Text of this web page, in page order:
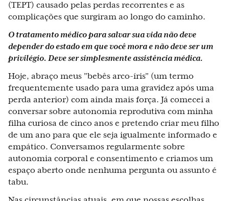
(TEPT) causado pelas perdas recorrentes e as
complicações que surgiram ao longo do caminho.
O tratamento médico para salvar sua vida não deve
depender do estado em que você mora e não deve ser um
privilégio. Deve ser simplesmente assistência médica.
Hoje, abraço meus "bebês arco-íris" (um termo
frequentemente usado para uma gravidez após uma
perda anterior) com ainda mais força. Já comecei a
conversar sobre autonomia reprodutiva com minha
filha curiosa de cinco anos e pretendo criar meu filho
de um ano para que ele seja igualmente informado e
empático. Conversamos regularmente sobre
autonomia corporal e consentimento e criamos um
espaço aberto onde nenhuma pergunta ou assunto é
tabu.